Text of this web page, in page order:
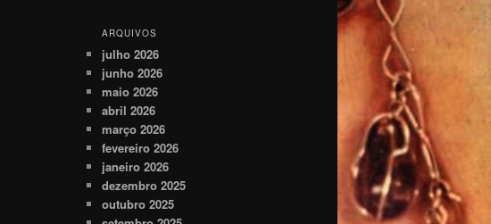
ARQUIVOS
julho 2026
junho 2026
maio 2026
abril 2026
março 2026
fevereiro 2026
janeiro 2026
dezembro 2025
outubro 2025